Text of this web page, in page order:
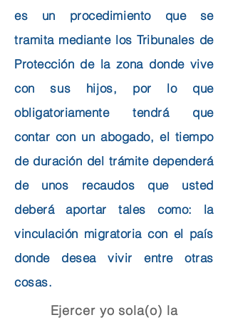
es un procedimiento que se
tramita mediante los Tribunales de
Protección de la zona donde vive
con sus hijos, por lo que
obligatoriamente tendrá que
contar con un abogado, el tiempo
de duración del trámite dependerá
de unos recaudos que usted
deberá aportar tales como: la
vinculación migratoria con el país
donde desea vivir entre otras
cosas.
Ejercer yo sola(o) la